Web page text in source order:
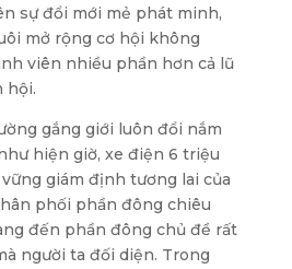
sự đổi mới mẻ phát minh,
mở rộng cơ hội không
viên nhiều phần hơn cả lũ
hội.
gắng giới luôn đổi nắm
hiện giờ, xe điện 6 triệu
giám định tương lai của
phối phần đông chiêu
đến phần đông chủ đề rất
người ta đối diện. Trong